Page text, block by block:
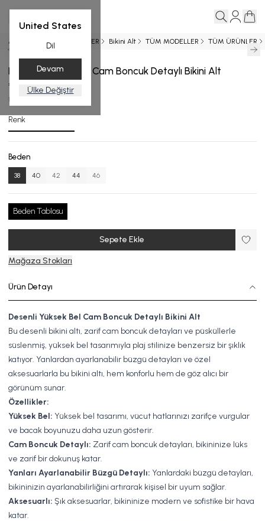
United States
Dil
Devam
Ülke Değiştir
Ana Sayfa YENİ GELENLER Bikini Alt TÜM MODELLER TÜM ÜRÜNLER
Desenli Yüksek Bel Cam Boncuk Detaylı Bikini Alt
₺ 3,999.00
BA.4553-24_R133_38
Renk
Beden
38 40 42 44 46
Beden Tablosu
Sepete Ekle
Mağaza Stokları
Ürün Detayı
Desenli Yüksek Bel Cam Boncuk Detaylı Bikini Alt
Bu desenli bikini altı, zarif cam boncuk detayları ve püsküllerle
süslenmiş, yüksek bel tasarımıyla plaj stilinize benzersiz bir şıklık
katıyor. Yanlardan ayarlanabilir büzgü detayları ve özel
aksesuarlarla bu bikini altı, hem konforlu hem de göz alıcı bir
görünüm sunar.
Özellikler:
Yüksek Bel: Yüksek bel tasarımı, vücut hatlarınızı zarifçe vurgular
ve bacak boyunuzu daha uzun gösterir.
Cam Boncuk Detaylı: Zarif cam boncuk detayları, bikininize lüks
ve zarif bir dokunuş katar.
Yanları Ayarlanabilir Büzgü Detaylı: Yanlardaki büzgü detayları,
bikininizin ayarlanabilirliğini artırarak kişisel bir uyum sağlar.
Aksesuarlı: Şık aksesuarlar, bikininize modern ve sofistike bir hava
katar.